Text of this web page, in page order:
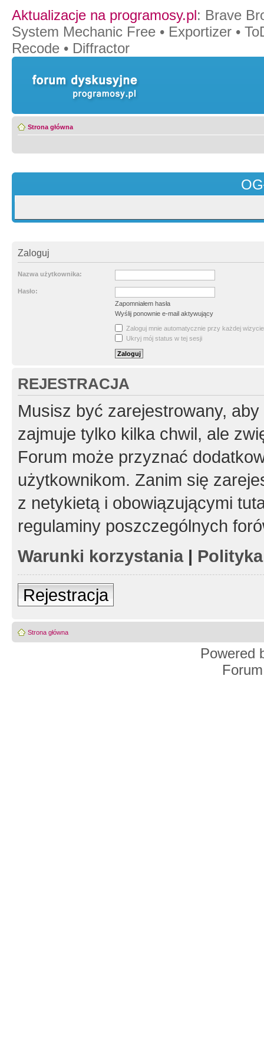
Aktualizacje na programosy.pl: Brave
System Mechanic Free • Exportizer •
Recode • Diffractor
Strona główna
Zaloguj
Nazwa użytkownika:
Hasło:
Zapomniałem hasła
Wyślij ponownie e-mail aktywujący
Zaloguj mnie automatycznie przy każdej wizycie
Ukryj mój status w tej sesji
REJESTRACJA
Musisz być zarejestrowany,
zajmuje tylko kilka chwil, ale
Forum może przyznać
użytkownikom. Zanim się
z netykietą i obowiązującymi
regulaminy poszczególnych
Warunki korzystania|
Rejestracja
Strona główna
Powered